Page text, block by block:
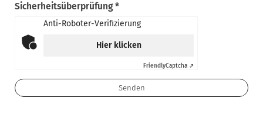
Sicherheitsüberprüfung *
Anti-Roboter-Verifizierung
Hier klicken
FriendlyCaptcha ⇗